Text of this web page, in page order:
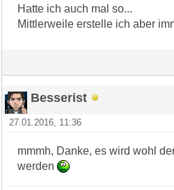
Hatte ich auch mal so...
Mittlerweile erstelle ich aber
Besserist
27.01.2016, 11:36
mmmh, Danke, es wird wohl
werden